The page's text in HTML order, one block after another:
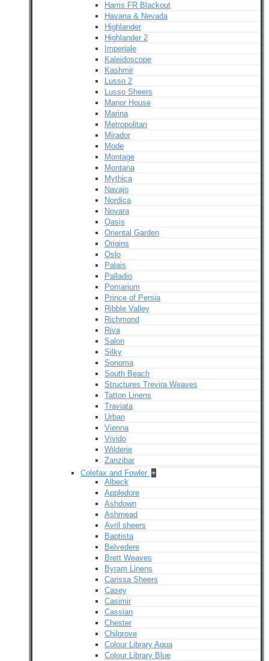
Harris FR Blackout
Havana & Nevada
Highlander
Highlander 2
Imperiale
Kaleidoscope
Kashmir
Lusso 2
Lusso Sheers
Manor House
Marina
Metropolitan
Mirador
Mode
Montage
Montana
Mythica
Navajo
Nordica
Novara
Oasis
Oriental Garden
Origins
Oslo
Palais
Palladio
Pomarium
Prince of Persia
Ribble Valley
Richmond
Riva
Salon
Silky
Sonoma
South Beach
Structures Trevira Weaves
Tatton Linens
Traviata
Urban
Vienna
Vivido
Wilderie
Zanzibar
Colefax and Fowler +
Albeck
Appledore
Ashdown
Ashmead
Avril sheers
Baptista
Belvedere
Brett Weaves
Byram Linens
Carissa Sheers
Casey
Casimir
Cassian
Chester
Chilgrove
Colour Library Aqua
Colour Library Blue